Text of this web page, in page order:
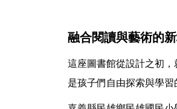
融合閱讀與藝術的
這座圖書館從設計之初
是孩子們自由探索與學習